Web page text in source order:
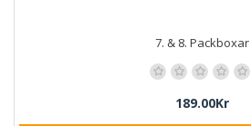
7. & 8. Packboxar
189.00Kr